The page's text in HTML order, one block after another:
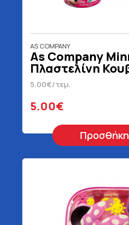
AS COMPANY
As Company
Πλαστελίνη
4 Βαζάκια Και 8
Για 3+ Ετών 200
5.00€/τεμ.
5.00€
Προσθήκη